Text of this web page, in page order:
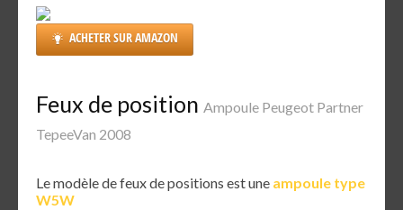
ACHETER SUR AMAZON
Feux de position Ampoule Peugeot Partner
TepeeVan 2008
Le modèle de feux de positions est une ampoule type
W5W